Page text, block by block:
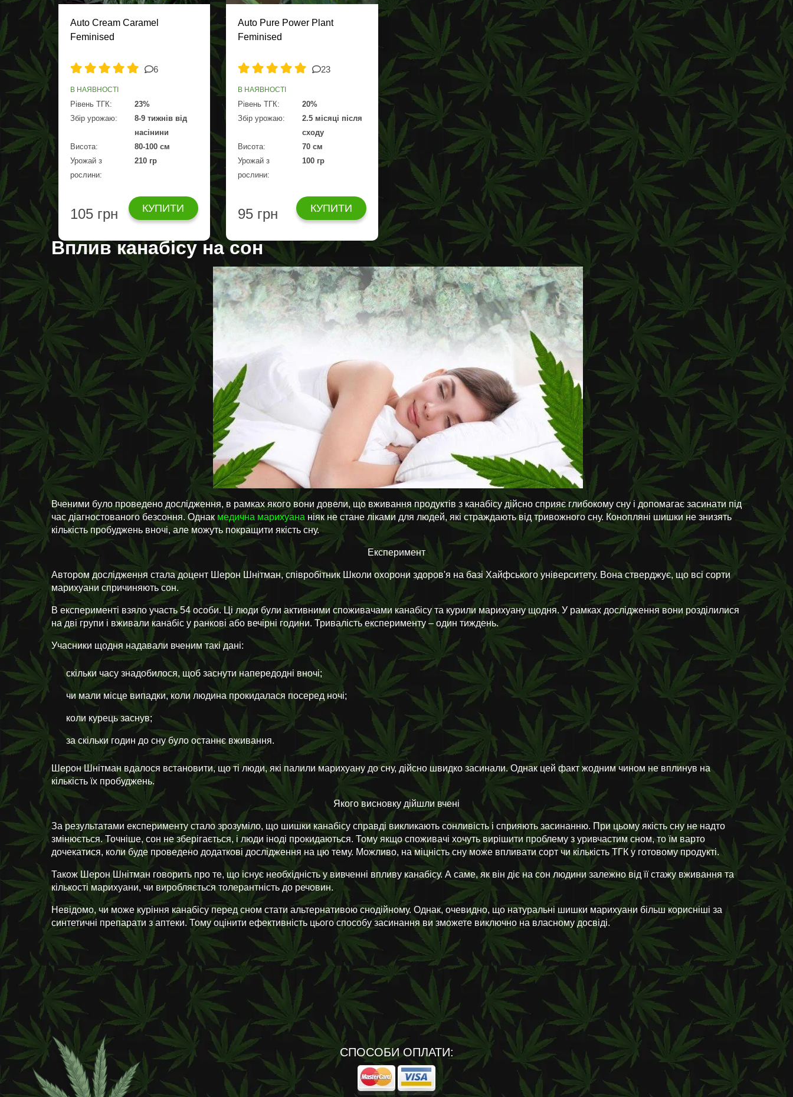
Auto Cream Caramel
Feminised
6
В НАЯВНОСТІ
Рівень ТГК:
23%
Збір урожаю:
8-9 тижнів від
насінини
Висота:
80-100 см
Урожай з
рослини:
210 гр
105 грн КУПИТИ
Auto Pure Power Plant
Feminised
23
В НАЯВНОСТІ
Рівень ТГК:
20%
Збір урожаю:
2.5 місяці після
сходу
Висота:
70 см
Урожай з
рослини:
100 гр
95 грн КУПИТИ
Вплив канабісу на сон
Вченими було проведено дослідження, в рамках якого вони довели, що вживання продуктів з канабісу дійсно сприяє глибокому сну і допомагає засинати під
час діагностованого безсоння. Однак медична марихуана ніяк не стане ліками для людей, які страждають від тривожного сну. Конопляні шишки не знизять
кількість пробуджень вночі, але можуть покращити якість сну.
Експеримент
Автором дослідження стала доцент Шерон Шнітман, співробітник Школи охорони здоров'я на базі Хайфського університету. Вона стверджує, що всі сорти
марихуани спричиняють сон.
В експерименті взяло участь 54 особи. Ці люди були активними споживачами канабісу та курили марихуану щодня. У рамках дослідження вони розділилися
на дві групи і вживали канабіс у ранкові або вечірні години. Тривалість експерименту – один тиждень.
Учасники щодня надавали вченим такі дані:
скільки часу знадобилося, щоб заснути напередодні вночі;
чи мали місце випадки, коли людина прокидалася посеред ночі;
коли курець заснув;
за скільки годин до сну було останнє вживання.
Шерон Шнітман вдалося встановити, що ті люди, які палили марихуану до сну, дійсно швидко засинали. Однак цей факт жодним чином не вплинув на
кількість їх пробуджень.
Якого висновку дійшли вчені
За результатами експерименту стало зрозуміло, що шишки канабісу справді викликають сонливість і сприяють засинанню. При цьому якість сну не надто
змінюється. Точніше, сон не зберігається, і люди іноді прокидаються. Тому якщо споживачі хочуть вирішити проблему з уривчастим сном, то їм варто
дочекатися, коли буде проведено додаткові дослідження на цю тему. Можливо, на міцність сну може впливати сорт чи кількість ТГК у готовому продукті.
Також Шерон Шнітман говорить про те, що існує необхідність у вивченні впливу канабісу. А саме, як він діє на сон людини залежно від її стажу вживання та
кількості марихуани, чи виробляється толерантність до речовин.
Невідомо, чи може куріння канабісу перед сном стати альтернативою снодійному. Однак, очевидно, що натуральні шишки марихуани більш корисніші за
синтетичні препарати з аптеки. Тому оцінити ефективність цього способу засинання ви зможете виключно на власному досвіді.
СПОСОБИ ОПЛАТИ: